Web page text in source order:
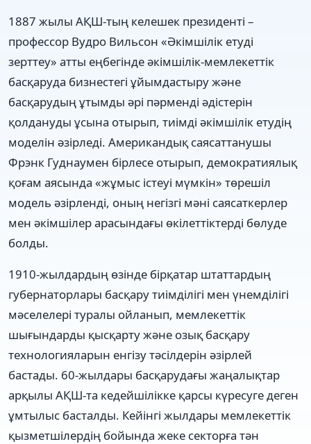
1887 жылы АҚШ-тың келешек президенті –
профессор Вудро Вильсон «Əкімшілік етуді
зерттеу» атты еңбегінде əкімшілік-мемлекеттік
басқаруда бизнестегі ұйымдастыру жəне
басқарудың ұтымды əрі пəрменді əдістерін
қолдануды ұсына отырып, тиімді əкімшілік етудің
моделін əзірледі. Американдық саясаттанушы
Фрэнк Гуднаумен бірлесе отырып, демократиялық
қоғам аясында «жұмыс істеуі мүмкін» төрешіл
модель əзірленді, оның негізгі мəні саясаткерлер
мен əкімшілер арасындағы өкілеттіктерді бөлуде
болды.
1910-жылдардың өзінде бірқатар штаттардың
губернаторлары басқару тиімділігі мен үнемділігі
мəселелері туралы ойланып, мемлекеттік
шығындарды қысқарту жəне озық басқару
технологияларын енгізу тəсілдерін əзірлей
бастады. 60-жылдары басқарудағы жаңалықтар
арқылы АҚШ-та кедейшілікке қарсы күресуге деген
ұмтылыс басталды. Кейінгі жылдары мемлекеттік
қызметшілердің бойында жеке секторға тəн